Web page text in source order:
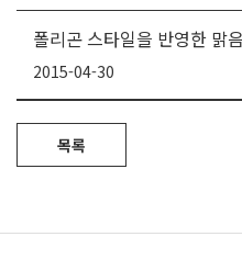
폴리곤 스타일을 반영한 맑
2015-04-30
목록